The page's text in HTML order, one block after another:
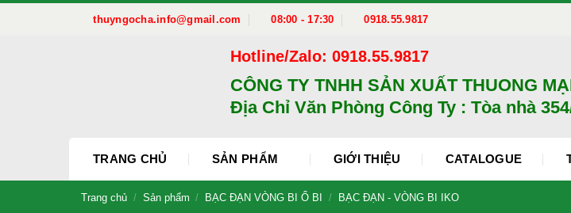
thuyngocha.info@gmail.com 08:00 - 17:30 0918.55.9817
Hotline/Zalo: 0918.55.9817
CÔNG TY TNHH SẢN XUẤT THUONG
Địa Chỉ Văn Phòng Công Ty : Tòa nhà
TRANG CHỦ SẢN PHẨM GIỚI THIỆU CATALOGUE
Trang chủ / Sản phẩm / BẠC ĐẠN VÒNG BI Ổ BI / BẠC ĐẠN - VÒNG BI IKO